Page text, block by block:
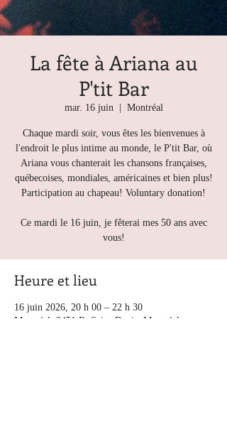
La fête à Ariana au
P'tit Bar
mar. 16 juin
  |
Montréal
Chaque mardi soir, vous êtes les bienvenues à
l'endroit le plus intime au monde, le P'tit Bar, où
Ariana vous chanterait les chansons françaises,
québecoises, mondiales, américaines et bien plus!
Participation au chapeau! Voluntary donation!
Ce mardi le 16 juin, je fêterai mes 50 ans avec
vous!
Heure et lieu
16 juin 2026, 20 h 00 – 22 h 30
Montréal, 3451 R. Saint-Denis, Montréal